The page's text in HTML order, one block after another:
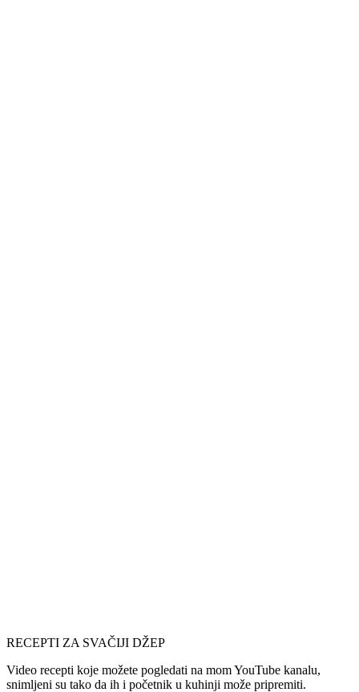
RECEPTI ZA SVAČIJI DŽEP
Video recepti koje možete pogledati na mom YouTube kanalu,
snimljeni su tako da ih i početnik u kuhinji može pripremiti.